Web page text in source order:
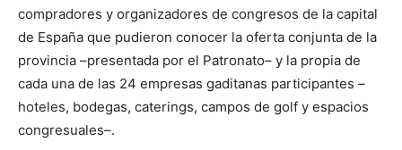
compradores y organizadores de congresos de la capital
de España que pudieron conocer la oferta conjunta de la
provincia –presentada por el Patronato– y la propia de
cada una de las 24 empresas gaditanas participantes –
hoteles, bodegas, caterings, campos de golf y espacios
congresuales–.